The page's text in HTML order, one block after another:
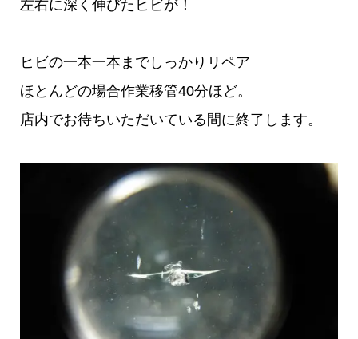
左右に深く伸びたヒビが！
ヒビの一本一本までしっかりリペア
ほとんどの場合作業移管40分ほど。
店内でお待ちいただいている間に終了します。